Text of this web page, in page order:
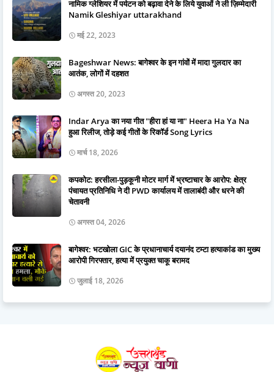
नामिक ग्लेशियर में पर्यटन को बढ़ावा देने के लिये युवाओं ने ली ज़िम्मेदारी
Namik Gleshiyar uttarakhand
मई 22, 2023
Bageshwar News: बागेश्वर के इन गांवों में मादा गुलदार का
आतंक, लोगों में दहशत
अगस्त 20, 2023
Indar Arya का नया गीत "हीरा हां या ना" Heera Ha Ya Na
हुआ रिलीज, तोड़े कई गीतों के रिकॉर्ड Song Lyrics
मार्च 18, 2026
कपकोट: हरसीला-पुड़कूनी मोटर मार्ग में भ्रष्टाचार के आरोप: क्षेत्र
पंचायत प्रतिनिधि ने दी PWD कार्यालय में तालाबंदी और धरने की
चेतावनी
अगस्त 04, 2026
बागेश्वर: भटखोला GIC के प्रधानाचार्य दयानंद टम्टा हत्याकांड का मुख्य
आरोपी गिरफ्तार, हत्या में प्रयुक्त चाकू बरामद
जुलाई 18, 2026